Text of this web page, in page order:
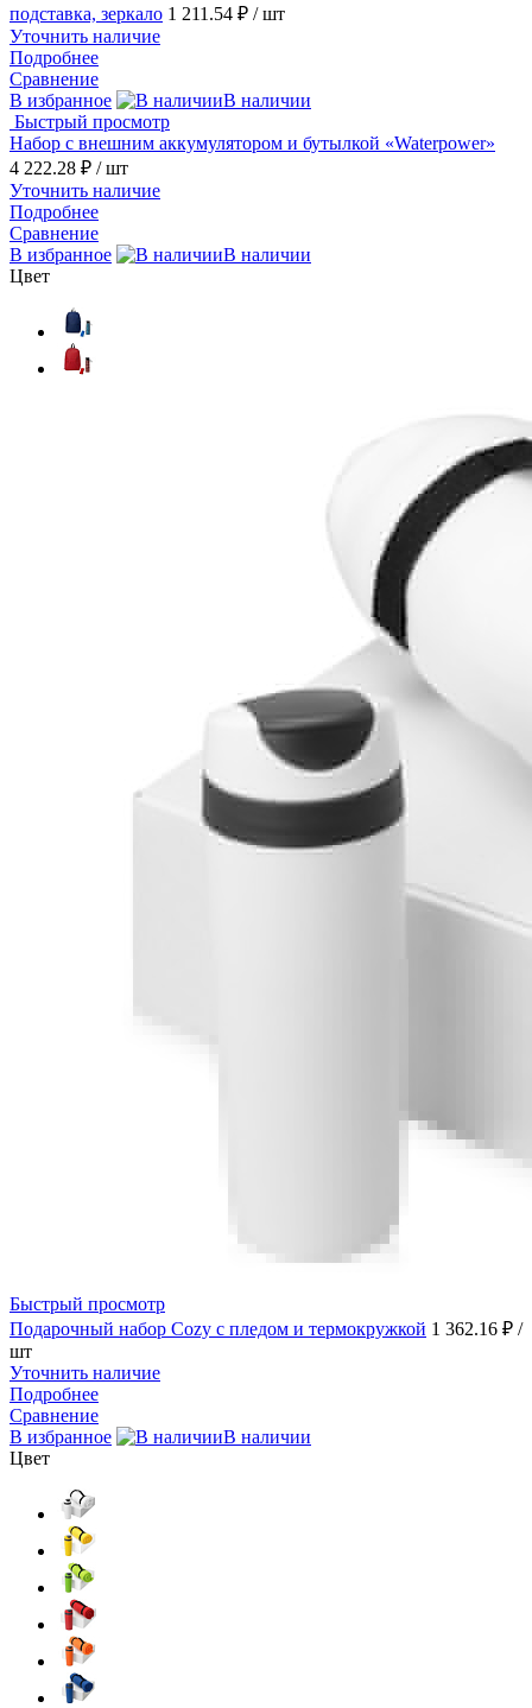
подставка, зеркало 1 211.54 ₽ / шт
Уточнить наличие
Подробнее
Сравнение
В избранное
В наличии
Быстрый просмотр
Набор с внешним аккумулятором и бутылкой «Waterpower»
4 222.28 ₽ / шт
Уточнить наличие
Подробнее
Сравнение
В избранное
В наличии
Цвет
Быстрый просмотр
Подарочный набор Cozy с пледом и термокружкой 1 362.16 ₽ /
шт
Уточнить наличие
Подробнее
Сравнение
В избранное
В наличии
Цвет